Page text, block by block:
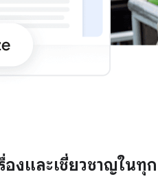
งและเชี่ยวชาญในทุก